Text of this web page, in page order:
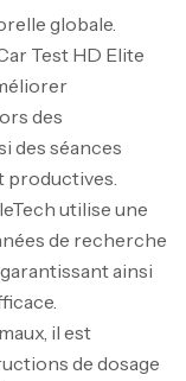
globale.
Test HD Elite
des
des séances
productives.
utilise une
de recherche
ainsi
il est
de dosage